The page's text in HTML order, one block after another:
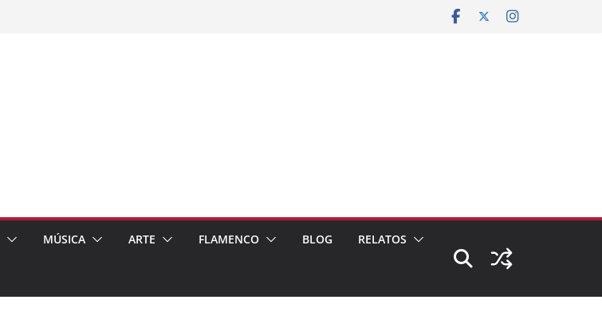
MÚSICA ARTE FLAMENCO BLOG RELATOS